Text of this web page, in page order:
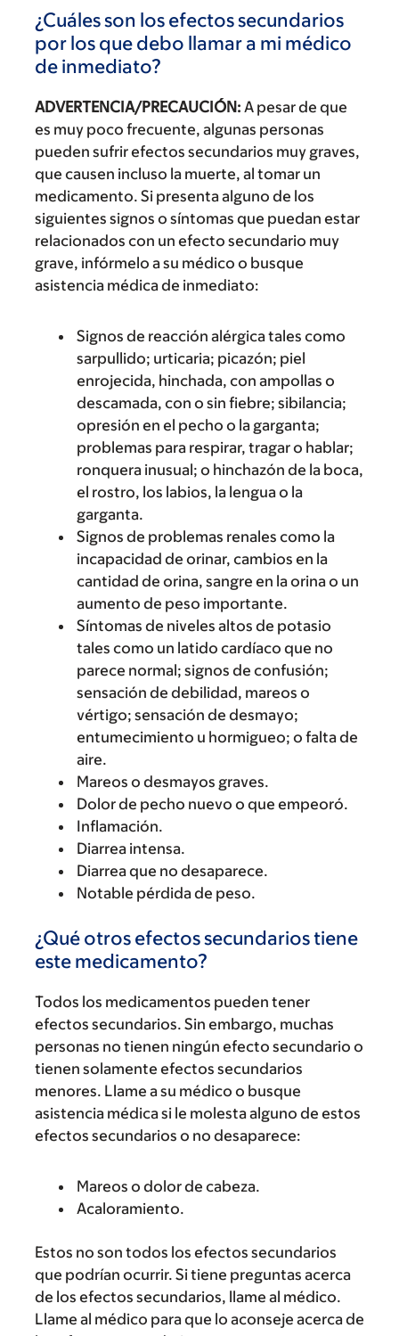
¿Cuáles son los efectos secundarios
por los que debo llamar a mi médico
de inmediato?
ADVERTENCIA/PRECAUCIÓN: A pesar de que
es muy poco frecuente, algunas personas
pueden sufrir efectos secundarios muy graves,
que causen incluso la muerte, al tomar un
medicamento. Si presenta alguno de los
siguientes signos o síntomas que puedan estar
relacionados con un efecto secundario muy
grave, infórmelo a su médico o busque
asistencia médica de inmediato:
Signos de reacción alérgica tales como
sarpullido; urticaria; picazón; piel
enrojecida, hinchada, con ampollas o
descamada, con o sin fiebre; sibilancia;
opresión en el pecho o la garganta;
problemas para respirar, tragar o hablar;
ronquera inusual; o hinchazón de la boca,
el rostro, los labios, la lengua o la
garganta.
Signos de problemas renales como la
incapacidad de orinar, cambios en la
cantidad de orina, sangre en la orina o un
aumento de peso importante.
Síntomas de niveles altos de potasio
tales como un latido cardíaco que no
parece normal; signos de confusión;
sensación de debilidad, mareos o
vértigo; sensación de desmayo;
entumecimiento u hormigueo; o falta de
aire.
Mareos o desmayos graves.
Dolor de pecho nuevo o que empeoró.
Inflamación.
Diarrea intensa.
Diarrea que no desaparece.
Notable pérdida de peso.
¿Qué otros efectos secundarios tiene
este medicamento?
Todos los medicamentos pueden tener
efectos secundarios. Sin embargo, muchas
personas no tienen ningún efecto secundario o
tienen solamente efectos secundarios
menores. Llame a su médico o busque
asistencia médica si le molesta alguno de estos
efectos secundarios o no desaparece:
Mareos o dolor de cabeza.
Acaloramiento.
Estos no son todos los efectos secundarios
que podrían ocurrir. Si tiene preguntas acerca
de los efectos secundarios, llame al médico.
Llame al médico para que lo aconseje acerca de